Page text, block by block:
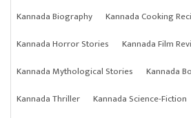
Kannada Biography
Kannada Cooking
Kannada Horror Stories
Kannada Film
Kannada Mythological Stories
Kannada
Kannada Thriller
Kannada Science-Fiction